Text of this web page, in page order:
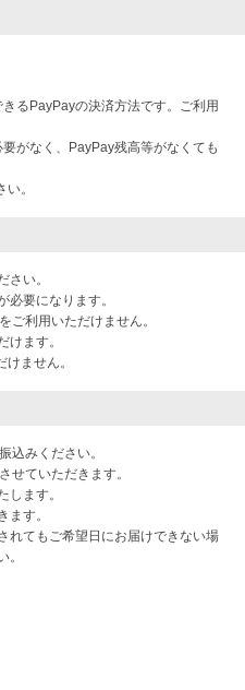
るPayPayの決済方法です。ご利用
がなく、PayPay残高等がなくても
。
さい。
必要になります。
ご利用いただけません。
けます。
ません。
込みください。
せていただきます。
します。
ます。
れてもご希望日にお届けできない場
。